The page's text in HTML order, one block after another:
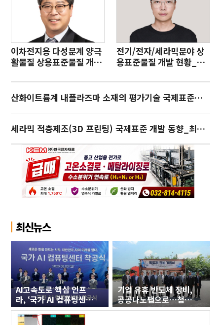
이차전지용 다성분계 양극
활물질 상용표준물질 개발
전기/전자/세라믹분야 상
용표준물질 개발 현황_류
산화이트륨계 내플라즈마 소재의 평가기술 국제표준화_이연숙
세라믹 적층제조(3D 프린팅) 국제표준 개발 동향_최기인
최신뉴스
AI고속도로 핵심 인프
라, ‘국가 AI 컴퓨팅센
터’ 구축에 첫 삽
기업 유휴 반도체 장비,
공공나노팹으로…첨단
세라믹 연구 인프라 새